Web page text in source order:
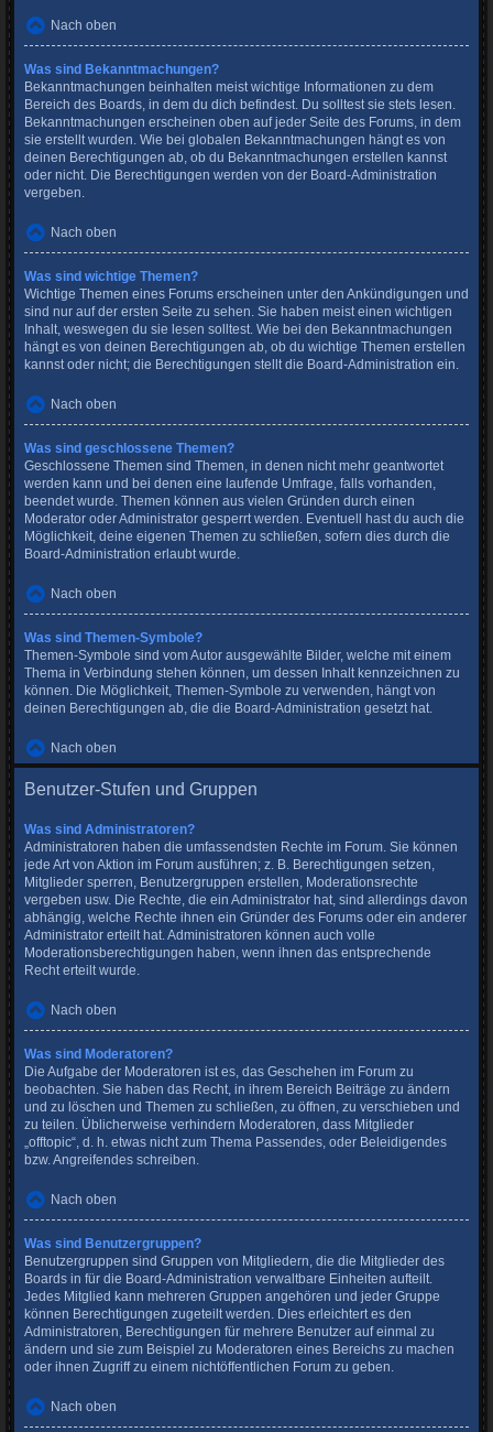
Nach oben
Was sind Bekanntmachungen?
Bekanntmachungen beinhalten meist wichtige Informationen zu dem
Bereich des Boards, in dem du dich befindest. Du solltest sie stets lesen.
Bekanntmachungen erscheinen oben auf jeder Seite des Forums, in dem
sie erstellt wurden. Wie bei globalen Bekanntmachungen hängt es von
deinen Berechtigungen ab, ob du Bekanntmachungen erstellen kannst
oder nicht. Die Berechtigungen werden von der Board-Administration
vergeben.
Nach oben
Was sind wichtige Themen?
Wichtige Themen eines Forums erscheinen unter den Ankündigungen und
sind nur auf der ersten Seite zu sehen. Sie haben meist einen wichtigen
Inhalt, weswegen du sie lesen solltest. Wie bei den Bekanntmachungen
hängt es von deinen Berechtigungen ab, ob du wichtige Themen erstellen
kannst oder nicht; die Berechtigungen stellt die Board-Administration ein.
Nach oben
Was sind geschlossene Themen?
Geschlossene Themen sind Themen, in denen nicht mehr geantwortet
werden kann und bei denen eine laufende Umfrage, falls vorhanden,
beendet wurde. Themen können aus vielen Gründen durch einen
Moderator oder Administrator gesperrt werden. Eventuell hast du auch die
Möglichkeit, deine eigenen Themen zu schließen, sofern dies durch die
Board-Administration erlaubt wurde.
Nach oben
Was sind Themen-Symbole?
Themen-Symbole sind vom Autor ausgewählte Bilder, welche mit einem
Thema in Verbindung stehen können, um dessen Inhalt kennzeichnen zu
können. Die Möglichkeit, Themen-Symbole zu verwenden, hängt von
deinen Berechtigungen ab, die die Board-Administration gesetzt hat.
Nach oben
Benutzer-Stufen und Gruppen
Was sind Administratoren?
Administratoren haben die umfassendsten Rechte im Forum. Sie können
jede Art von Aktion im Forum ausführen; z. B. Berechtigungen setzen,
Mitglieder sperren, Benutzergruppen erstellen, Moderationsrechte
vergeben usw. Die Rechte, die ein Administrator hat, sind allerdings davon
abhängig, welche Rechte ihnen ein Gründer des Forums oder ein anderer
Administrator erteilt hat. Administratoren können auch volle
Moderationsberechtigungen haben, wenn ihnen das entsprechende
Recht erteilt wurde.
Nach oben
Was sind Moderatoren?
Die Aufgabe der Moderatoren ist es, das Geschehen im Forum zu
beobachten. Sie haben das Recht, in ihrem Bereich Beiträge zu ändern
und zu löschen und Themen zu schließen, zu öffnen, zu verschieben und
zu teilen. Üblicherweise verhindern Moderatoren, dass Mitglieder
„offtopic“, d. h. etwas nicht zum Thema Passendes, oder Beleidigendes
bzw. Angreifendes schreiben.
Nach oben
Was sind Benutzergruppen?
Benutzergruppen sind Gruppen von Mitgliedern, die die Mitglieder des
Boards in für die Board-Administration verwaltbare Einheiten aufteilt.
Jedes Mitglied kann mehreren Gruppen angehören und jeder Gruppe
können Berechtigungen zugeteilt werden. Dies erleichtert es den
Administratoren, Berechtigungen für mehrere Benutzer auf einmal zu
ändern und sie zum Beispiel zu Moderatoren eines Bereichs zu machen
oder ihnen Zugriff zu einem nichtöffentlichen Forum zu geben.
Nach oben